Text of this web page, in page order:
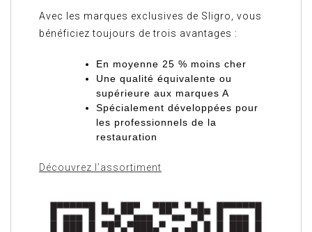
Avec les marques exclusives de Sligro, vous
bénéficiez toujours de trois avantages :
En moyenne 25 % moins cher
Une qualité équivalente ou
supérieure aux marques A
Spécialement développées pour
les professionnels de la
restauration
Découvrez l’assortiment